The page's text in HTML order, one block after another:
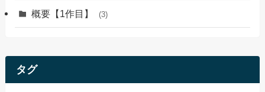
概要【1作目】 (3)
タグ